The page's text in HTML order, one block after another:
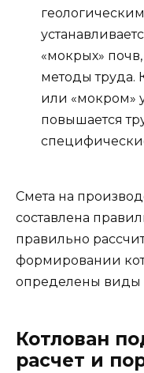
«мокрых»
методы труда.
или «мокром»
повышается
Смета на
составлена
правильно
формировании
определены виды
Котлован
расчет и